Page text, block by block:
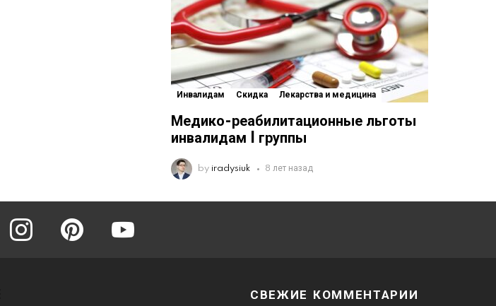
Инвалидам Скидка Лекарства и медицина
Медико-реабилитационные льготы
инвалидам I группы
by iradysiuk 8 лет назад
instagram pinterest
СВЕЖИЕ КОММЕНТАРИИ